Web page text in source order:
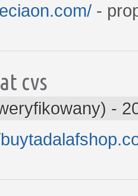
-
cvs
-